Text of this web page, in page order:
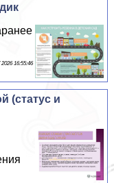
2026 16:55:46
(статус и